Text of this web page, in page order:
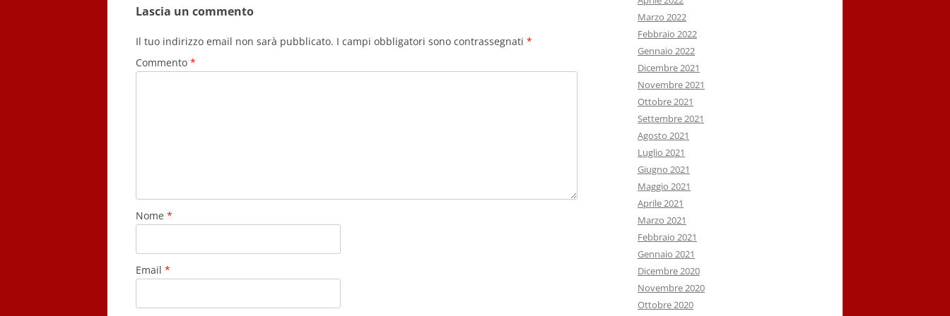
Lascia un commento
Il tuo indirizzo email non sarà pubblicato. I campi obbligatori sono contrassegnati *
Commento *
Nome *
Email *
Marzo 2022
Febbraio 2022
Gennaio 2022
Dicembre 2021
Novembre 2021
Ottobre 2021
Settembre 2021
Agosto 2021
Luglio 2021
Giugno 2021
Maggio 2021
Aprile 2021
Marzo 2021
Febbraio 2021
Gennaio 2021
Dicembre 2020
Novembre 2020
Ottobre 2020